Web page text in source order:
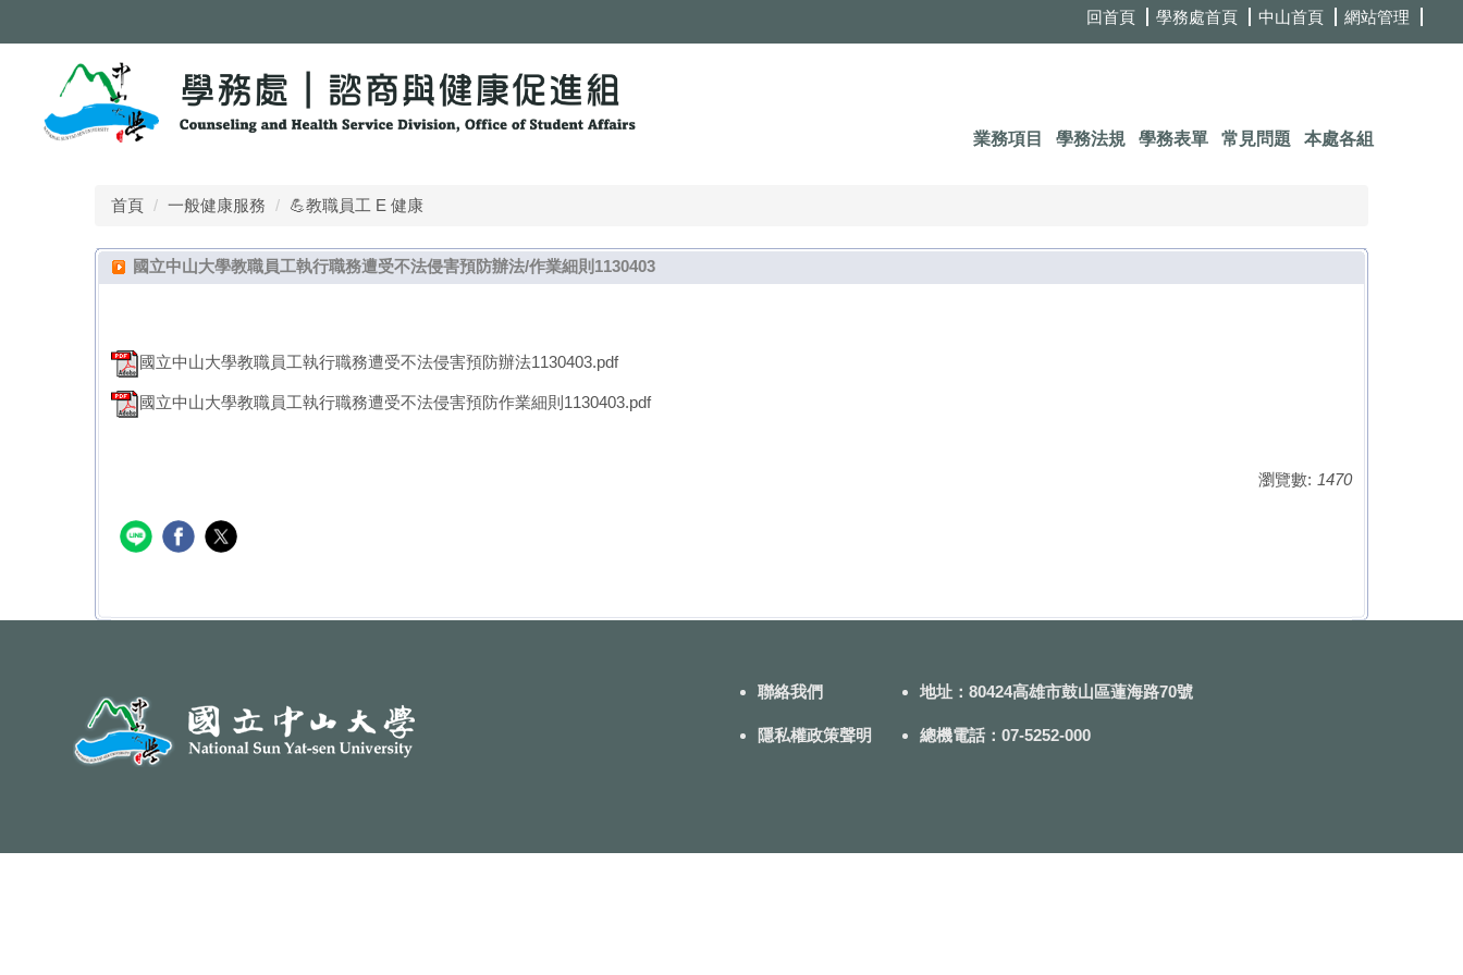
到
回首頁 學務處首頁 中山首頁 網站管理
本處各組
常見問題
學務表單
學務法規
業務項目
首頁 一般健康服務 💪教職員工 E 健康
國立中山大學教職員工執行職務遭受不法侵害預防辦法/作業細則1130403
國立中山大學教職員工執行職務遭受不法侵害預防辦法1130403.pdf
國立中山大學教職員工執行職務遭受不法侵害預防作業細則1130403.pdf
瀏覽數: 1470
聯絡我們
隱私權政策聲明
地址：80424高雄市鼓山區蓮海路70號
總機電話：07-5252-000